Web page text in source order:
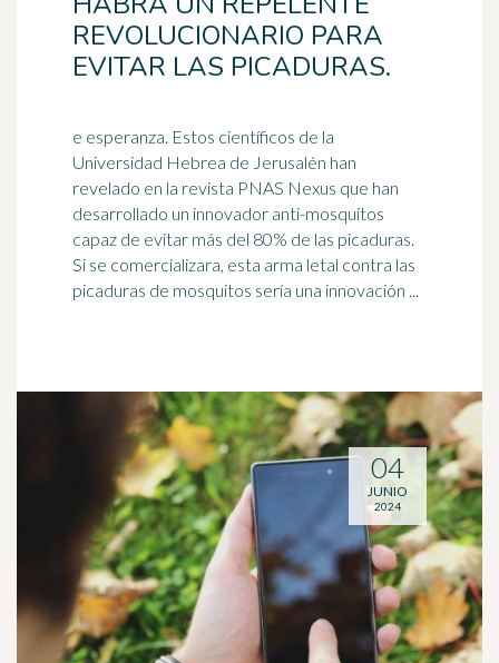
REVOLUCIONARIO PARA
EVITAR LAS PICADURAS.
e esperanza. Estos científicos de la
Universidad Hebrea de Jerusalén han
revelado en la revista PNAS Nexus que han
desarrollado un innovador anti-mosquitos
capaz de evitar más del 80% de las picaduras.
Si se comercializara, esta arma letal contra las
picaduras de mosquitos sería una innovación ...
04
JUNIO
2024